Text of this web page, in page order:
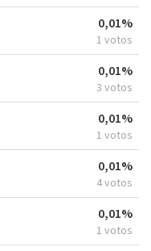
0,01%
1 votos
0,01%
3 votos
0,01%
1 votos
0,01%
4 votos
0,01%
1 votos